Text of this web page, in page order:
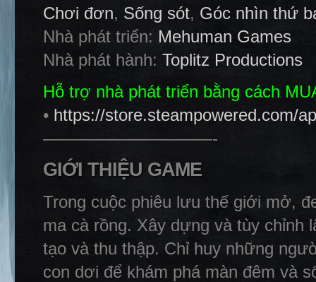
Chơi đơn, Sống sót, Góc nhìn thứ
Nhà phát triển: Mehuman Games
Nhà phát hành: Toplitz Productions
Hỗ trợ nhà phát triển bằng cách
• https://store.steampowered.com/
——————————-
GIỚI THIỆU GAME
Trong cuộc phiêu lưu thế giới mở,
ma cà rồng. Xây dựng và tùy chỉnh
tạo và thu thập. Chỉ huy những
con dơi để khám phá màn đêm và